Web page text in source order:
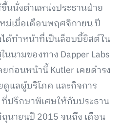
นนั่งตำแหน่งประธานฝ่าย
ม่เมื่อเดือนพฤศจิกายน ปี
ได้ทำหน้าที่เป็นล็อบบี้ยิสต์ใน
นนามของทาง Dapper Labs
ก่อนหน้านี้ Kutler เคยดำรง
แลผู้บริโภค และกิจการ
ปรึกษาพิเศษให้กับประธาน
นายนปี 2015 จนถึง เดือน